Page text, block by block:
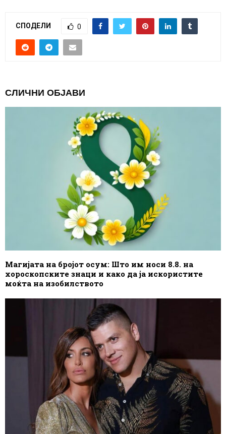
СПОДЕЛИ 0
СЛИЧНИ ОБЈАВИ
Магијата на бројот осум: Што им носи 8.8. на
хороскопските знаци и како да ја искористите
моќта на изобилството